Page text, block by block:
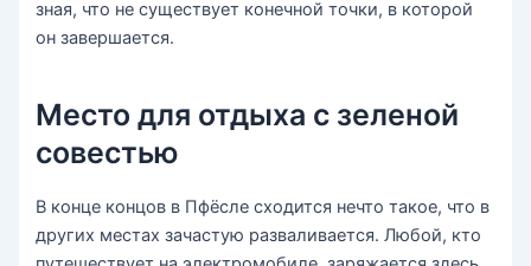
зная, что не существует конечной точки, в которой
он завершается.
Место для отдыха с зеленой
совестью
В конце концов в Пфёсле сходится нечто такое, что в
других местах зачастую разваливается. Любой, кто